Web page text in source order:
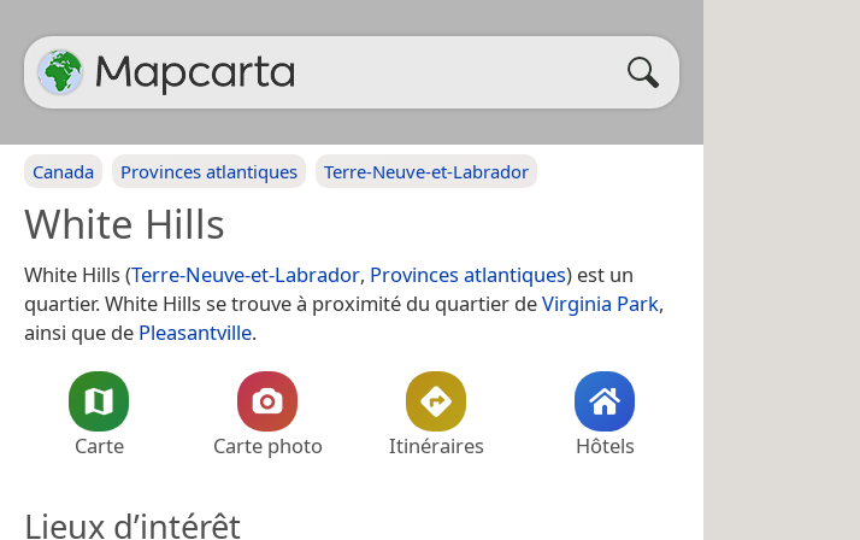
Canada Provinces atlantiques Terre-Neuve-et-Labrador
White Hills
White Hills (Terre-Neuve-et-Labrador, Provinces atlantiques) est un
quartier. White Hills se trouve à proximité du quartier deVirginia Park,
ainsi que de Pleasantville.
Carte Carte photo Itinéraires Hôtels
Lieux d’intérêt